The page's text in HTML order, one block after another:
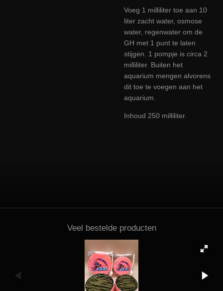
Voeg 1 milliliter toe aan 10
liter zacht water, osmose
water, regenwater om de
GH met 1 punt te laten
stijgen. 1 pompje is circa 2
milliliter. Buiten het
aquarium mengen alvorens
dit toe te voegen aan het
aquarium.
Inhoud 250 milliliter.
Veel bestelde producten